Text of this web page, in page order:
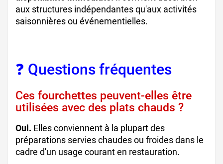
aux structures indépendantes qu'aux activités
saisonnières ou événementielles.
❓ Questions fréquentes
Ces fourchettes peuvent-elles être
utilisées avec des plats chauds ?
Oui. Elles conviennent à la plupart des
préparations servies chaudes ou froides dans le
cadre d'un usage courant en restauration.